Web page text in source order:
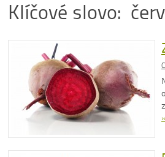
Klíčové slovo: